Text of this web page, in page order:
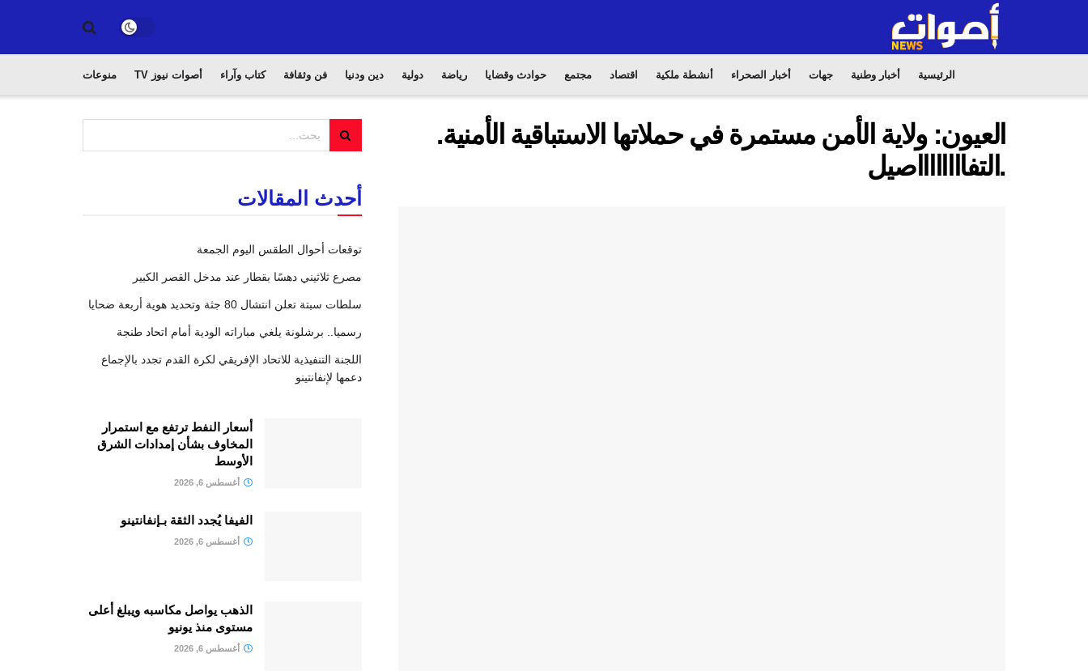
الرئيسية أخبار وطنية جهات أخبار الصحراء أنشطة ملكية اقتصاد مجتمع حوادث وقضايا رياضة دولية دين ودنيا فن وثقافة كتاب وآراء أصوات نيوز TV منوعات
العيون: ولاية الأمن مستمرة في حملاتها الاستباقية الأمنية.
.التفااااااااصيل
أحدث المقالات
توقعات أحوال الطقس اليوم الجمعة
مصرع ثلاثيني دهسًا بقطار عند مدخل القصر الكبير
سلطات سبتة تعلن انتشال 80 جثة وتحديد هوية أربعة ضحايا
رسميا.. برشلونة يلغي مباراته الودية أمام اتحاد طنجة
اللجنة التنفيذية للاتحاد الإفريقي لكرة القدم تجدد بالإجماع
دعمها لإنفانتينو
أسعار النفط ترتفع مع استمرار
المخاوف بشأن إمدادات الشرق
الأوسط
أغسطس 6, 2026
الفيفا يُجدد الثقة بـإنفانتينو
أغسطس 6, 2026
الذهب يواصل مكاسبه ويبلغ أعلى
مستوى منذ يونيو
أغسطس 6, 2026